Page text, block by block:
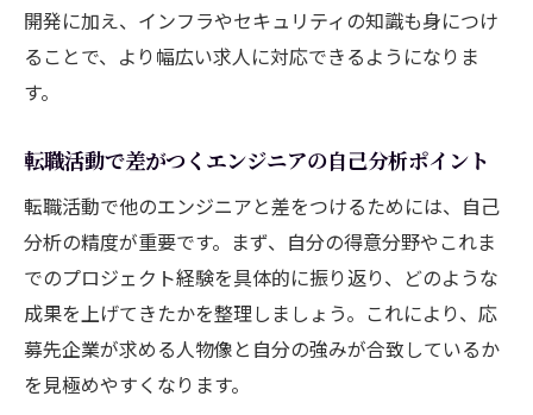
開発に加え、インフラやセキュリティの知識も身につけ
ることで、より幅広い求人に対応できるようになりま
す。
転職活動で差がつくエンジニアの自己分析ポイント
転職活動で他のエンジニアと差をつけるためには、自己
分析の精度が重要です。まず、自分の得意分野やこれま
でのプロジェクト経験を具体的に振り返り、どのような
成果を上げてきたかを整理しましょう。これにより、応
募先企業が求める人物像と自分の強みが合致しているか
を見極めやすくなります。